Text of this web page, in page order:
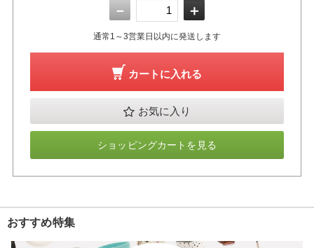
－ ＋
通常1～3営業日以内に発送します
カートに入れる
お気に入り
ショッピングカートを見る
おすすめ特集